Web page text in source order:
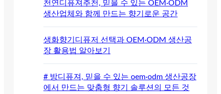
천연디퓨져추천, 믿을 수 있는 OEM·ODM
생산업체와 함께 만드는 향기로운 공간
생화향기디퓨저 선택과 OEM·ODM 생산공
장 활용법 알아보기
# 방디퓨져, 믿을 수 있는 oem·odm 생산공장
에서 만드는 맞춤형 향기 솔루션의 모든 것